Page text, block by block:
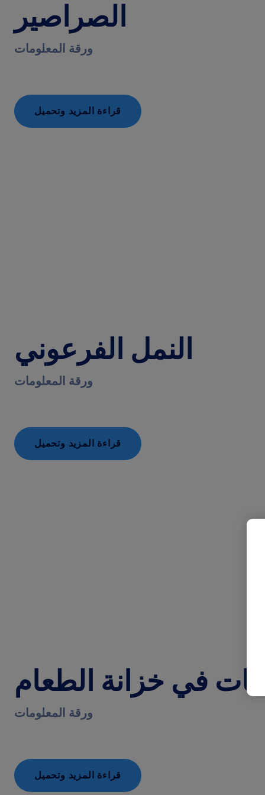
الصراصير
ورقة المعلومات
قراءة المزيد وتحميل
النمل الفرعوني
ورقة المعلومات
قراءة المزيد وتحميل
في خزانة الطعام
ورقة المعلومات
قراءة المزيد وتحميل